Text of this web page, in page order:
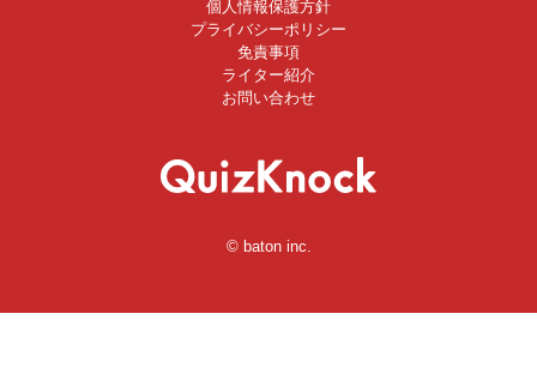
個人情報保護方針
プライバシーポリシー
免責事項
ライター紹介
お問い合わせ
© baton inc.